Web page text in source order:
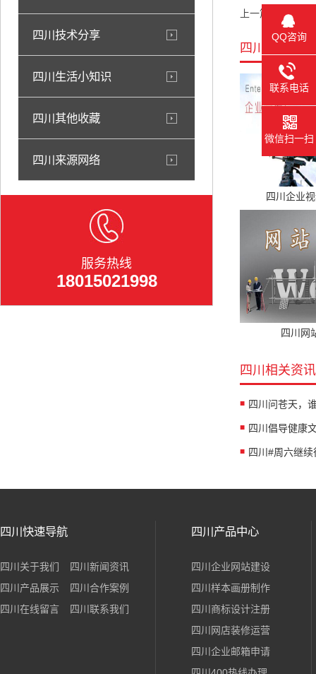
四川技术分享
四川生活小知识
四川其他收藏
四川来源网络
服务热线
18015021998
上一篇： 四川#
四川相关产品
四川企业
四川网
四川相关资讯
四川快速导航
四川关于我们
四川新闻资讯
四川产品展示
四川合作案例
四川在线留言
四川联系我们
四川产品中心
四川企业网站建设
四川样本画册制作
四川商标设计注册
四川网店装修运营
四川企业邮箱申请
QQ咨询
联系电话
微信扫一扫